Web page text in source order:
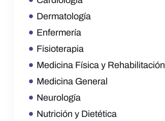
Dermatología
Enfermería
Fisioterapia
Medicina Física y Rehabilitación
Medicina General
Neurología
Nutrición y Dietética